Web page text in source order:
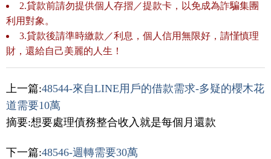
2.貸款前請勿提供個人存摺／提款卡，以免成為詐騙集團
利用對象。
3.貸款後請準時繳款／利息，個人信用無限好，請慬慎理
財，還給自己美麗的人生！
上一篇:48544-來自LINE用戶的借款需求-多疑的櫻木花
道需要10萬
摘要:想要處理債務整合收入就是每個月還款
下一篇:48546-週轉需要30萬